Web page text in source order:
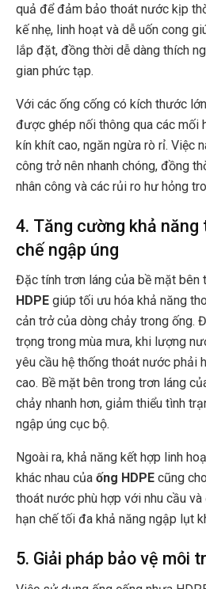
quả để đảm bảo thoát nước kịp
kế nhẹ, linh hoạt và dễ uốn cong
lắp đặt, đồng thời dễ dàng thích
gian phức tạp.
Với các ống cống có kích thước
được ghép nối thông qua các mối
kín khít cao, ngăn ngừa rò rỉ. Việc
công trở nên nhanh chóng, đồng
nhân công và các rủi ro hư hỏng
4. Tăng cường khả
chế ngập úng
Đặc tính trơn láng của bề mặt bên
HDPE giúp tối ưu hóa khả năng
cản trở của dòng chảy trong ống.
trọng trong mùa mưa, khi lượng
yêu cầu hệ thống thoát nước phải
cao. Bề mặt bên trong trơn láng
chảy nhanh hơn, giảm thiểu tình
ngập úng cục bộ.
Ngoài ra, khả năng kết hợp linh
khác nhau của ống HDPE cũng
thoát nước phù hợp với nhu cầu
hạn chế tối đa khả năng ngập lụt
5. Giải pháp bảo vệ môi